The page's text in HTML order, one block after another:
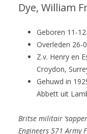
Dye, William
Geboren 11-
Overleden 26-
Z.v. Henry en
Croydon,
Gehuwd in
Abbett uit
Britse militair
Engineers 571 Army